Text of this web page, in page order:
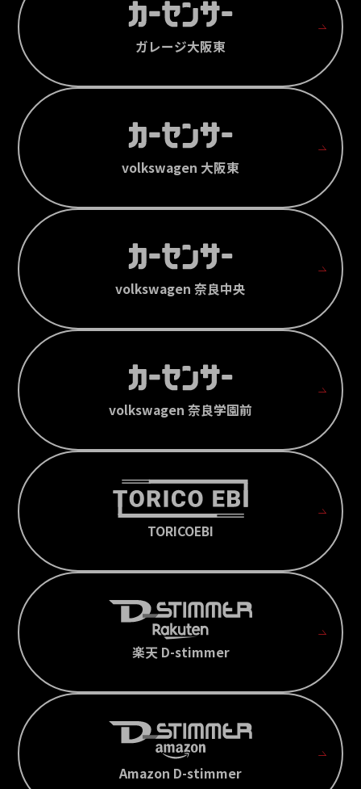
ガレージ大阪東
volkswagen 大阪東
volkswagen 奈良中央
volkswagen 奈良学園前
TORICOEBI
楽天 D-stimmer
Amazon D-stimmer